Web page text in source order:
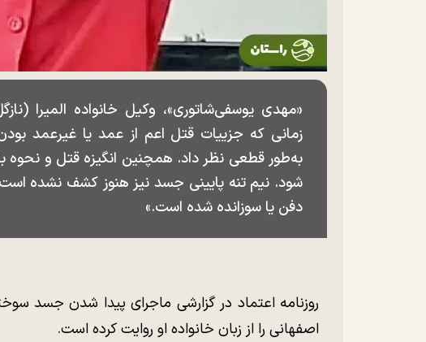
«مهدی یوسفی‌شاتوری»، وکیل خانواده المیرا
زمانی که جزییات قتل اعم از عمد یا غیرعمد
به‌طور قطعی نظر داد. همچنین انگیزه قتل و نحوه
شود. نیم تنه پایینی جسد نیز هنوز کشف نشده
دفن یا سوزانده شده است.»
اصفهانی را از زبان خانواده او روایت کرده است.